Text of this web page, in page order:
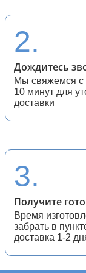
2.
Дождитесь
Мы свяжемся с
10 минут для
доставки
3.
Получите
Время
забрать в
доставка 1-2